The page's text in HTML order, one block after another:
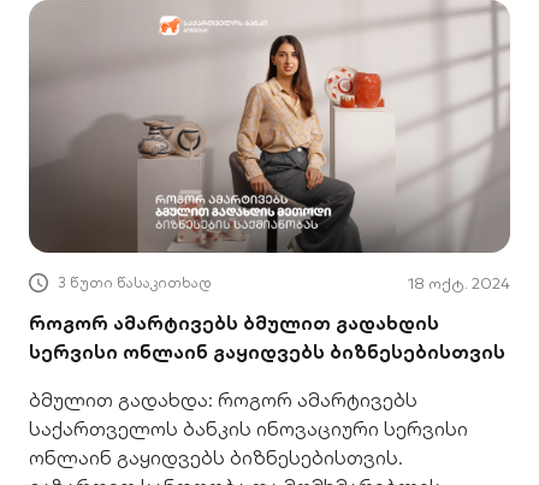
3 წუთი წასაკითხად 18 ოქტ. 2024
როგორ ამარტივებს ბმულით გადახდის
სერვისი ონლაინ გაყიდვებს ბიზნესებისთვის
ბმულით გადახდა: როგორ ამარტივებს
საქართველოს ბანკის ინოვაციური სერვისი
ონლაინ გაყიდვებს ბიზნესებისთვის.